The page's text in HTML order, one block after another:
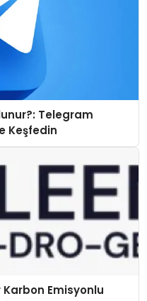
Telegram
Keşfedin
Karbon Emisyonlu